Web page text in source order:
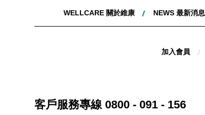
WELLCARE 關於維康 NEWS 最新消息
加入會員
客戶服務專線 0800 - 091 - 156